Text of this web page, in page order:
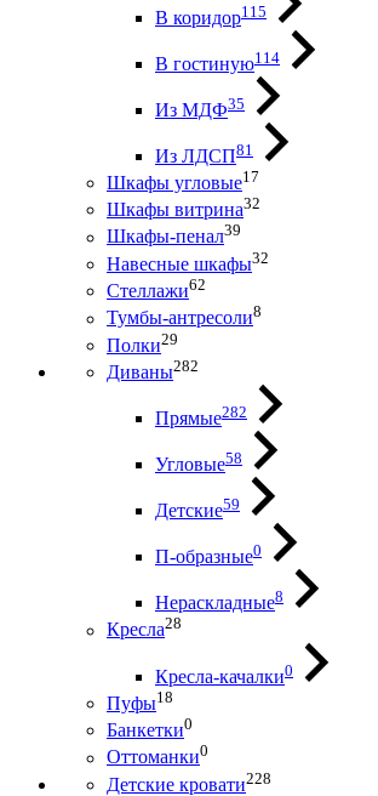
В коридор115
В гостиную114
Из МДФ35
Из ЛДСП81
Шкафы угловые17
Шкафы витрина32
Шкафы-пенал39
Навесные шкафы32
Стеллажи62
Тумбы-антресоли8
Полки29
Диваны282
Прямые282
Угловые58
Детские59
П-образные0
Нераскладные8
Кресла28
Кресла-качалки0
Пуфы18
Банкетки0
Оттоманки0
Детские кровати228